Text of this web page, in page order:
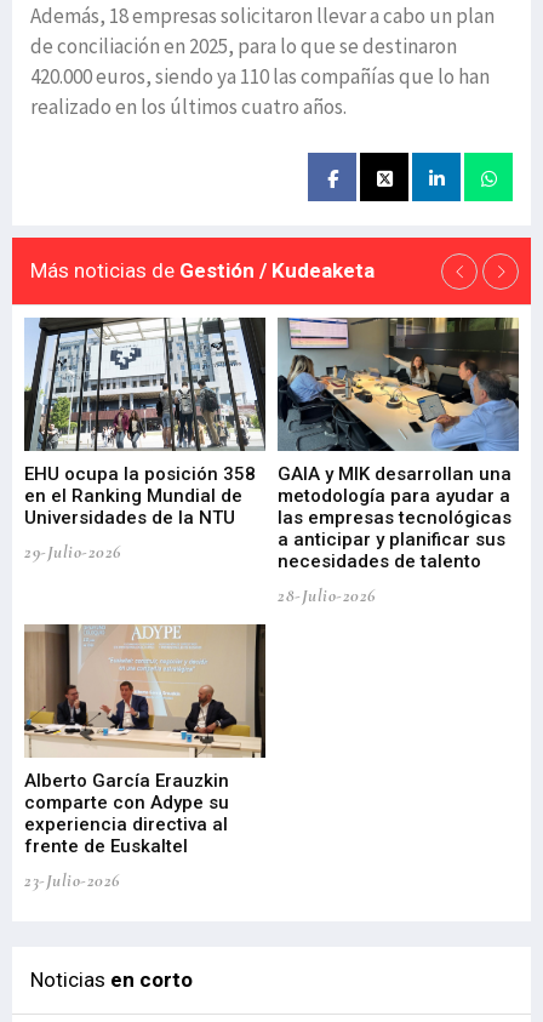
Además, 18 empresas solicitaron llevar a cabo un plan
de conciliación en 2025, para lo que se destinaron
420.000 euros, siendo ya 110 las compañías que lo han
realizado en los últimos cuatro años.
Más noticias de Gestión / Kudeaketa
EHU ocupa la posición 358
en el Ranking Mundial de
Universidades de la NTU
29-Julio-2026
GAIA y MIK desarrollan una
metodología para ayudar a
las empresas tecnológicas
a anticipar y planificar sus
necesidades de talento
28-Julio-2026
Alberto García Erauzkin
comparte con Adype su
experiencia directiva al
frente de Euskaltel
23-Julio-2026
Noticias en corto